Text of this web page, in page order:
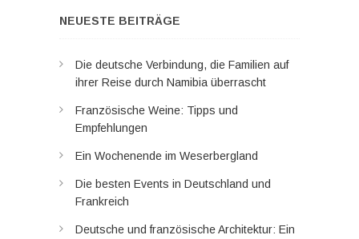
NEUESTE BEITRÄGE
Die deutsche Verbindung, die Familien auf
ihrer Reise durch Namibia überrascht
Französische Weine: Tipps und
Empfehlungen
Ein Wochenende im Weserbergland
Die besten Events in Deutschland und
Frankreich
Deutsche und französische Architektur: Ein